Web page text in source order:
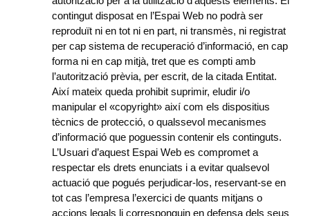
contingut disposat en l’Espai Web no podrà ser
reproduït ni en tot ni en part, ni transmès, ni registrat
per cap sistema de recuperació d’informació, en cap
forma ni en cap mitjà, tret que es compti amb
l’autorització prèvia, per escrit, de la citada Entitat.
Així mateix queda prohibit suprimir, eludir i/o
manipular el «copyright» així com els dispositius
tècnics de protecció, o qualssevol mecanismes
d’informació que poguessin contenir els continguts.
L’Usuari d’aquest Espai Web es compromet a
respectar els drets enunciats i a evitar qualsevol
actuació que pogués perjudicar-los, reservant-se en
tot cas l’empresa l’exercici de quants mitjans o
accions legals li corresponguin en defensa dels seus